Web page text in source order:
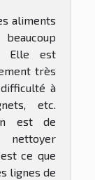
aliments
Elle est
très
à
etc.
est de
ce que
lignes de